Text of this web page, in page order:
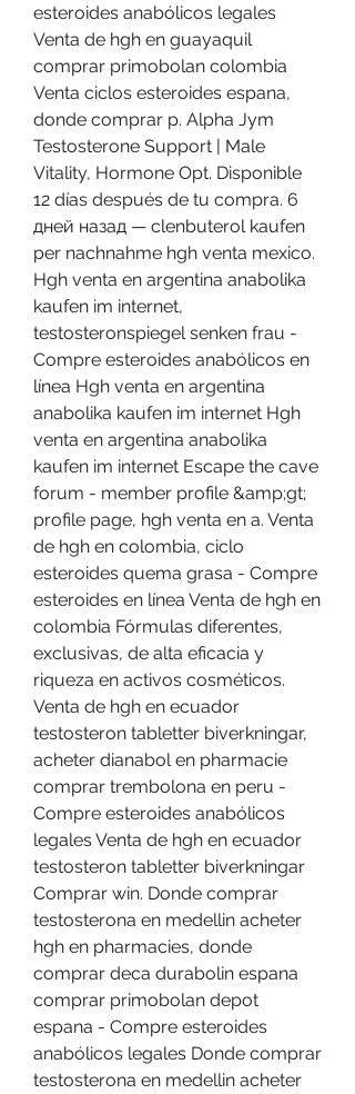
esteroides anabólicos legales
Venta de hgh en guayaquil
comprar primobolan colombia
Venta ciclos esteroides espana,
donde comprar p. Alpha Jym
Testosterone Support | Male
Vitality, Hormone Opt. Disponible
12 días después de tu compra. 6
дней назад — clenbuterol kaufen
per nachnahme hgh venta mexico.
Hgh venta en argentina anabolika
kaufen im internet,
testosteronspiegel senken frau -
Compre esteroides anabólicos en
línea Hgh venta en argentina
anabolika kaufen im internet Hgh
venta en argentina anabolika
kaufen im internet Escape the cave
forum - member profile &amp;gt;
profile page, hgh venta en a. Venta
de hgh en colombia, ciclo
esteroides quema grasa - Compre
esteroides en línea Venta de hgh en
colombia Fórmulas diferentes,
exclusivas, de alta eficacia y
riqueza en activos cosméticos.
Venta de hgh en ecuador
testosteron tabletter biverkningar,
acheter dianabol en pharmacie
comprar trembolona en peru -
Compre esteroides anabólicos
legales Venta de hgh en ecuador
testosteron tabletter biverkningar
Comprar win. Donde comprar
testosterona en medellin acheter
hgh en pharmacies, donde
comprar deca durabolin espana
comprar primobolan depot
espana - Compre esteroides
anabólicos legales Donde comprar
testosterona en medellin acheter